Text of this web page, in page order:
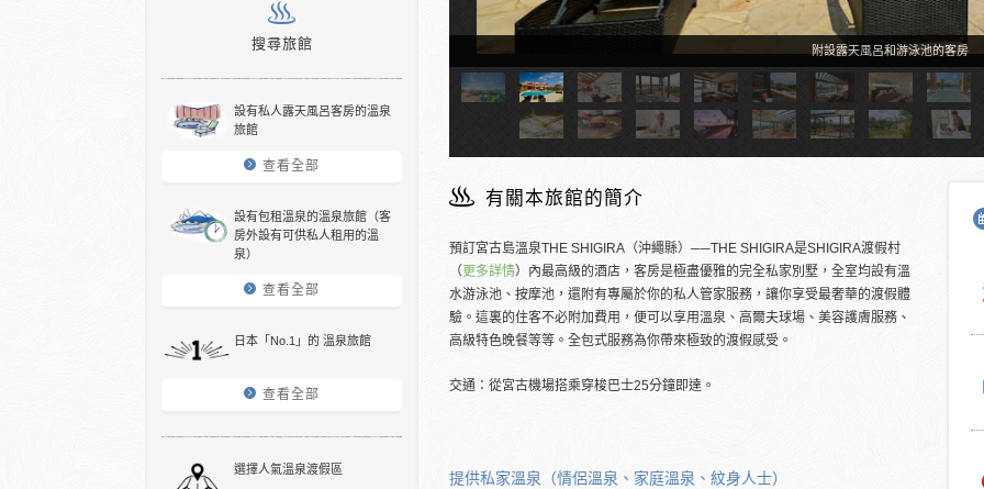
搜尋旅館
設有私人露天風呂客房的溫泉
旅館
查看全部
設有包租溫泉的溫泉旅館（客
房外設有可供私人租用的溫
泉）
查看全部
日本「No.1」的 溫泉旅館
查看全部
選擇人氣溫泉渡假區
附設露天風呂和游泳池的客房
有關本旅館的簡介
預訂宮古島溫泉THE SHIGIRA（沖繩縣）──THE SHIGIRA是SHIGIRA渡假村
（更多詳情）內最高級的酒店，客房是極盡優雅的完全私家別墅，全室均設有溫
水游泳池、按摩池，還附有專屬於你的私人管家服務，讓你享受最奢華的渡假體
驗。這裏的住客不必附加費用，便可以享用溫泉、高爾夫球場、美容護膚服務、
高級特色晚餐等等。全包式服務為你帶來極致的渡假感受。
交通：從宮古機場搭乘穿梭巴士25分鐘即達。
提供私家溫泉（情侶溫泉、家庭溫泉、紋身人士）